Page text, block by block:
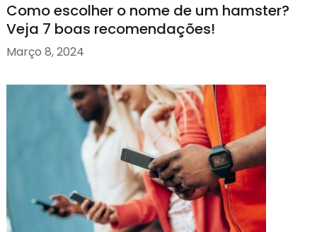
Como escolher o nome de um hamster?
Veja 7 boas recomendações!
Março 8, 2024